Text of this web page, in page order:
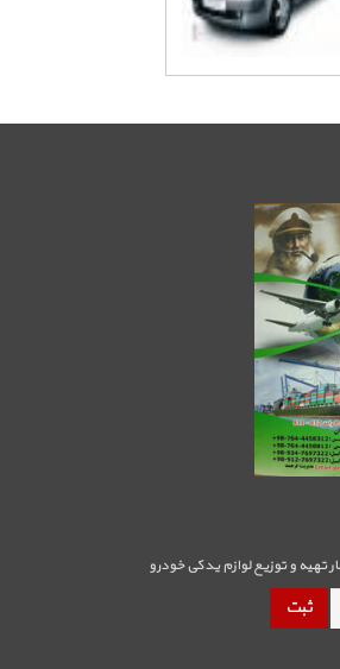
تهیه و توزیع لوازم یدکی خودرو